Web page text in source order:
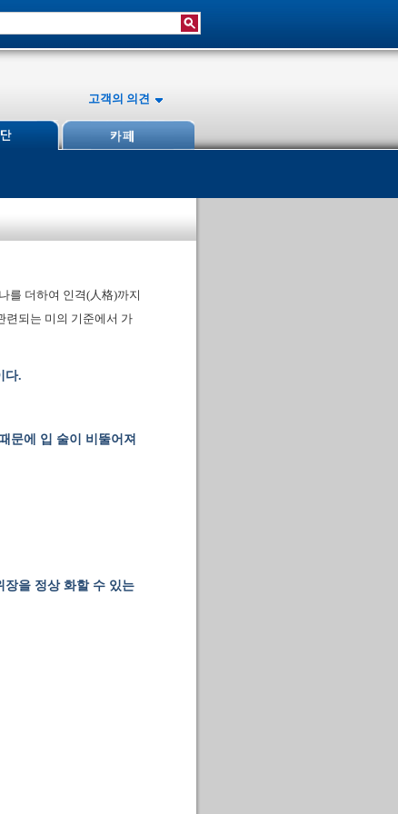
고객의 의견
를 더하여 인격(人格)까지
련되는 미의 기준에서 가
다.
문에 입 술이 비뚤어져
을 정상 화할 수 있는